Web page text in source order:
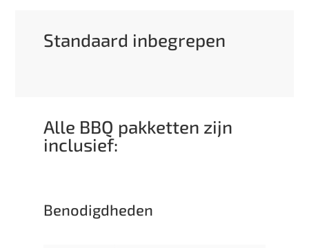
Standaard inbegrepen
Alle BBQ pakketten zijn
inclusief:
Benodigdheden